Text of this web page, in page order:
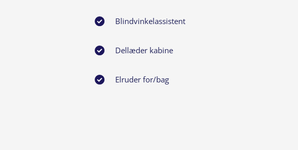
Blindvinkelassistent
Dellæder kabine
Elruder for/bag